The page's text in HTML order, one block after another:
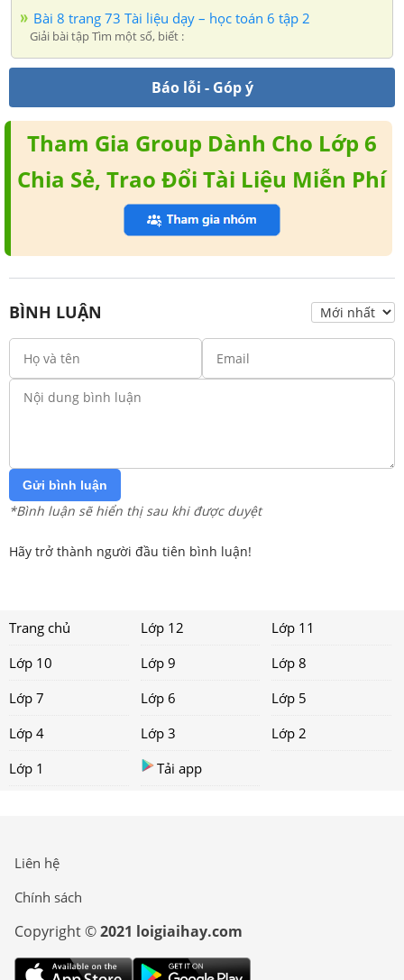
Bài 8 trang 73 Tài liệu dạy – học toán 6 tập 2
Giải bài tập Tìm một số, biết :
Báo lỗi - Góp ý
Tham Gia Group Dành Cho Lớp 6
Chia Sẻ, Trao Đổi Tài Liệu Miễn Phí
BÌNH LUẬN
Gửi bình luận
*Bình luận sẽ hiển thị sau khi được duyệt
Hãy trở thành người đầu tiên bình luận!
Trang chủ Lớp 12
Lớp 11
Lớp 10
Lớp 9
Lớp 8
Lớp 7
Lớp 6
Lớp 5
Lớp 4
Lớp 3
Lớp 2
Lớp 1
Tải app
Liên hệ
Chính sách
Copyright ©2021 loigiaihay.com